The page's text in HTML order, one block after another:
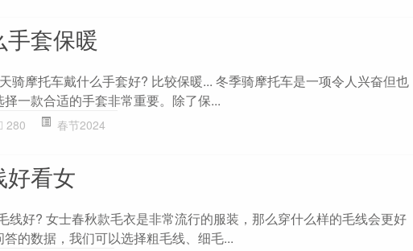
套保暖
骑摩托车戴什么手套好? 比较保暖... 冬季骑摩托车是一项令人兴奋但也
一款合适的手套非常重要。除了保...
280 春节2024
好看女
线好? 女士春秋款毛衣是非常流行的服装，那么穿什么样的毛线会更好
的数据，我们可以选择粗毛线、细毛...